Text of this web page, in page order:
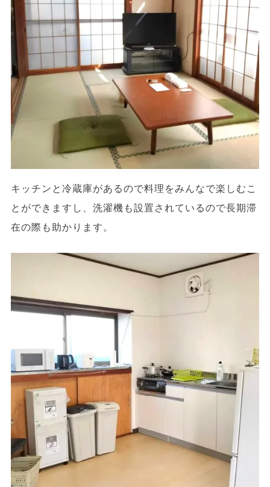
キッチンと冷蔵庫があるので料理をみんなで楽しむこ
とができますし、洗濯機も設置されているので長期滞
在の際も助かります。